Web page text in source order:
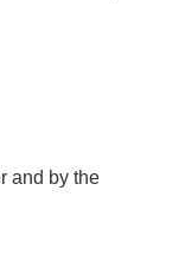
and by the